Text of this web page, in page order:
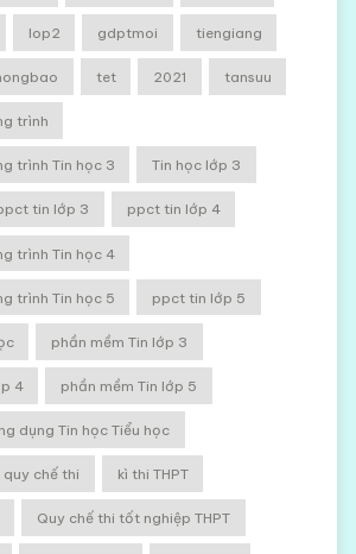
lop2 gdptmoi tiengiang
tet 2021 tansuu
trình
trình Tin học 3 Tin học lớp 3
tin lớp 3 ppct tin lớp 4
trình Tin học 4
trình Tin học 5 ppct tin lớp 5
phần mềm Tin lớp 3
4 phần mềm Tin lớp 5
dụng Tin học Tiểu học
quy chế thi kì thi THPT
Quy chế thi tốt nghiệp THPT